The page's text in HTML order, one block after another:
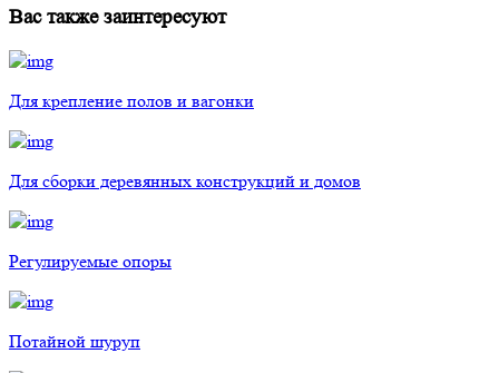
Вас также заинтересуют
Для крепление полов и вагонки
Для сборки деревянных конструкций и домов
Регулируемые опоры
Потайной шуруп